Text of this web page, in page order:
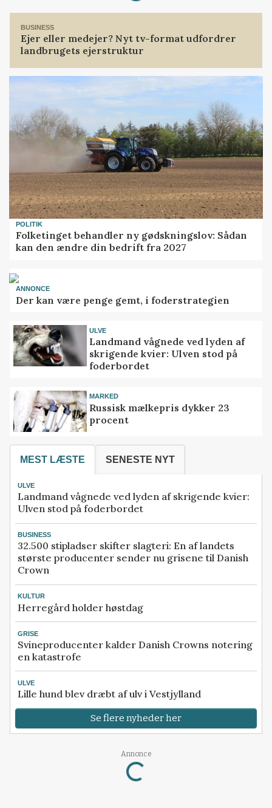
BUSINESS
Ejer eller medejer? Nyt tv-format udfordrer
landbrugets ejerstruktur
POLITIK
Folketinget behandler ny gødskningslov: Sådan
kan den ændre din bedrift fra 2027
ANNONCE
Der kan være penge gemt, i foderstrategien
ULVE
Landmand vågnede ved lyden af
skrigende kvier: Ulven stod på
foderbordet
MARKED
Russisk mælkepris dykker 23
procent
MEST LÆSTE SENESTE NYT
ULVE
Landmand vågnede ved lyden af skrigende kvier:
Ulven stod på foderbordet
BUSINESS
32.500 stipladser skifter slagteri: En af landets
største producenter sender nu grisene til Danish
Crown
KULTUR
Herregård holder høstdag
GRISE
Svineproducenter kalder Danish Crowns notering
en katastrofe
ULVE
Lille hund blev dræbt af ulv i Vestjylland
Se flere nyheder her
Annonce
Loading...